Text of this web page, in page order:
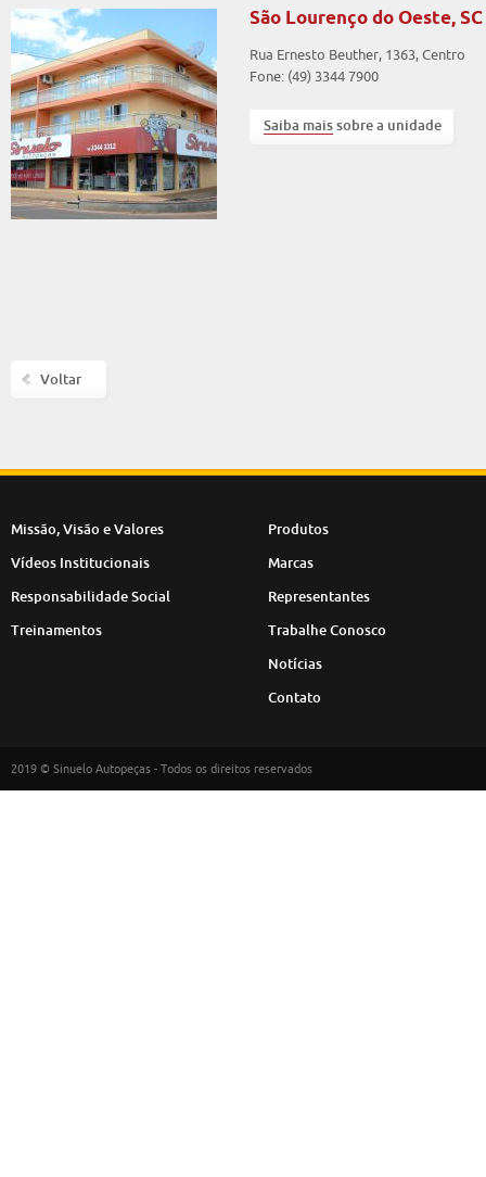
São Lourenço do Oeste, SC
Rua Ernesto Beuther, 1363, Centro
Fone: (49) 3344 7900
Saiba maissobre a unidade
Voltar
Missão, Visão e Valores
Vídeos Institucionais
Responsabilidade Social
Treinamentos
Produtos
Marcas
Representantes
Trabalhe Conosco
Notícias
Contato
2019 © Sinuelo Autopeças - Todos os direitos reservados